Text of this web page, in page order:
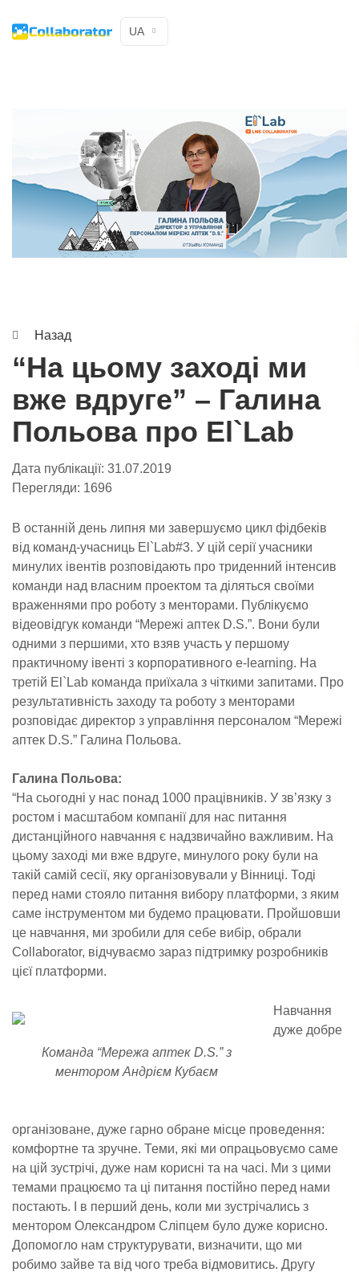
UA
Назад
“На цьому заході ми
вже вдруге” – Галина
Польова про El`Lab
Дата публікації: 31.07.2019
Перегляди: 1696
В останній день липня ми завершуємо цикл фідбеків
від команд-учасниць El`Lab#3. У цій серії учасники
минулих івентів розповідають про триденний інтенсив
команди над власним проектом та діляться своїми
враженнями про роботу з менторами. Публікуємо
відеовідгук команди “Мережі аптек D.S.”. Вони були
одними з першими, хто взяв участь у першому
практичному івенті з корпоративного e-learning. На
третій El`Lab команда приїхала з чіткими запитами. Про
результативність заходу та роботу з менторами
розповідає директор з управління персоналом “Мережі
аптек D.S.” Галина Польова.
Галина Польова:
“На сьогодні у нас понад 1000 працівників. У зв’язку з
ростом і масштабом компанії для нас питання
дистанційного навчання є надзвичайно важливим. На
цьому заході ми вже вдруге, минулого року були на
такій самій сесії, яку організовували у Вінниці. Тоді
перед нами стояло питання вибору платформи, з яким
саме інструментом ми будемо працювати. Пройшовши
це навчання, ми зробили для себе вибір, обрали
Collaborator, відчуваємо зараз підтримку розробників
цієї платформи.
Команда “Мережа аптек D.S.” з
ментором Андрієм Кубаєм
Навчання
дуже добре
організоване, дуже гарно обране місце проведення:
комфортне та зручне. Теми, які ми опрацьовуємо саме
на цій зустрічі, дуже нам корисні та на часі. Ми з цими
темами працюємо та ці питання постійно перед нами
постають. І в перший день, коли ми зустрічались з
ментором Олександром Сліпцем було дуже корисно.
Допомогло нам структурувати, визначити, що ми
робимо зайве та від чого треба відмовитись. Другу